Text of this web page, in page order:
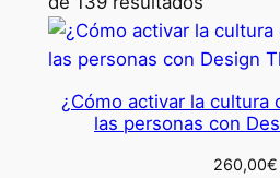
¿Cómo activar la cultura
las personas con
260,00€